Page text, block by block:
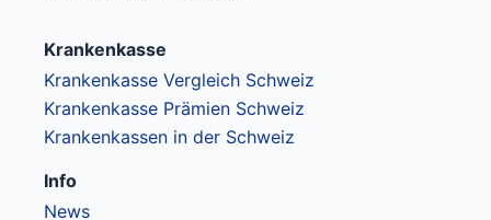
Krankenkasse
Krankenkasse Vergleich Schweiz
Krankenkasse Prämien Schweiz
Krankenkassen in der Schweiz
Info
News